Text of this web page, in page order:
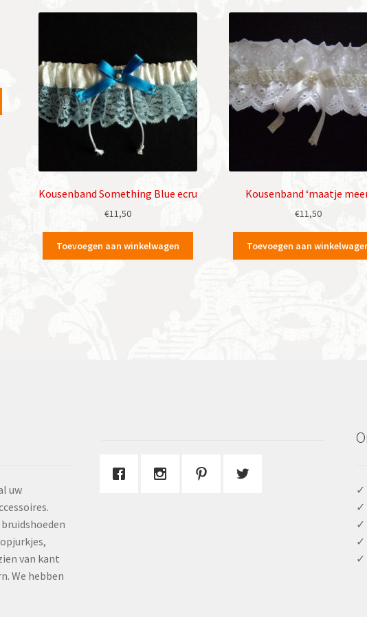
Kousenband Something Blue ecru
€11,50
Toevoegen aan winkelwagen
Kousenband ‘maatje
€11,50
Toevoegen aan
uw
van kant
We hebben
✓
✓
✓
✓
✓